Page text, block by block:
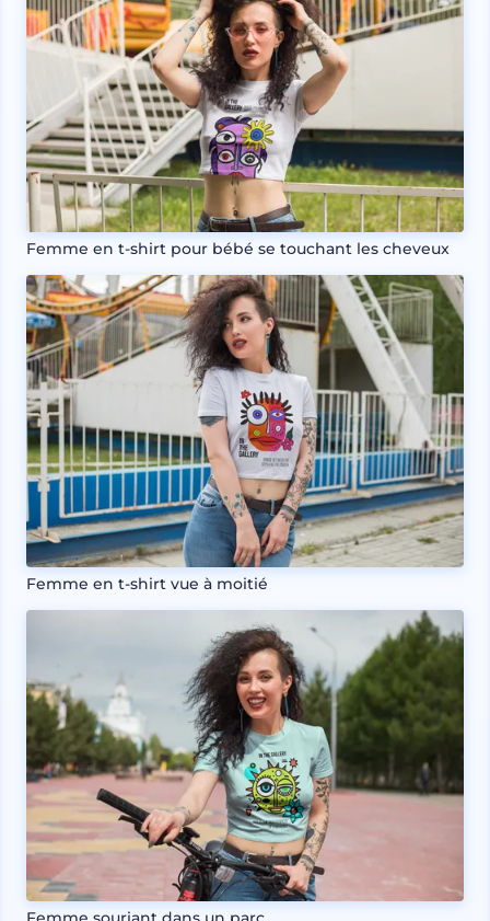
Femme en t-shirt pour bébé se touchant les cheveux
Femme en t-shirt vue à moitié